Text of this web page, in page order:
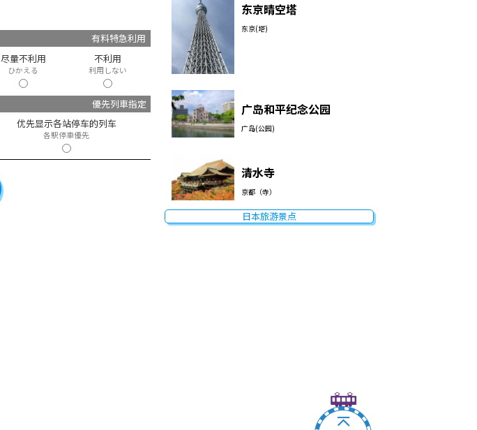
有料特急利用
尽量不利用
ひかえる
不利用
利用しない
優先列車指定
优先显示各站停车的列车
各駅停車優先
东京晴空塔
东京(塔)
广岛和平纪念公园
广岛(公园)
清水寺
京都（寺）
日本旅游景点